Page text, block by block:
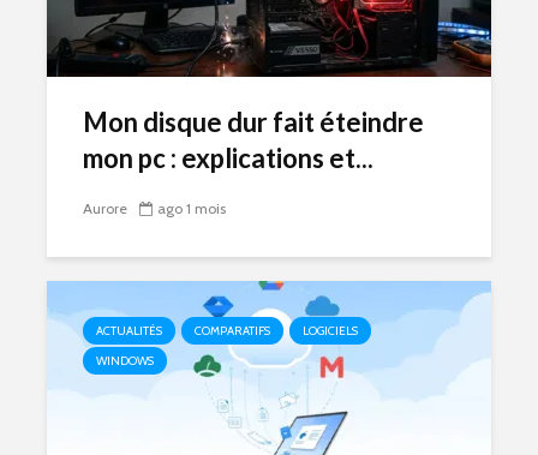
Mon disque dur fait éteindre
mon pc : explications et...
Aurore ago 1 mois
ACTUALITÉS COMPARATIFS
LOGICIELS
WINDOWS